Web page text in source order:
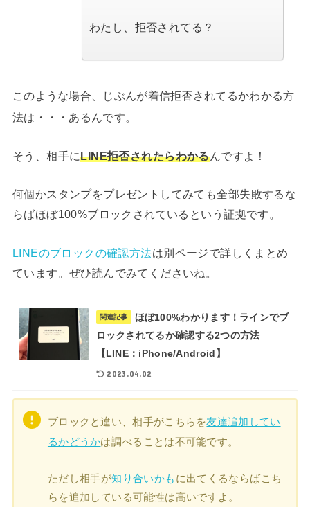
わたし、拒否されてる？
このような場合、じぶんが着信拒否されてるかわかる方
法は・・・あるんです。
そう、相手にLINE拒否されたらわかるんですよ！
何個かスタンプをプレゼントしてみても全部失敗するな
らばほぼ100%ブロックされているという証拠です。
LINEのブロックの確認方法は別ページで詳しくまとめ
ています。ぜひ読んでみてくださいね。
関連記事
ほぼ100%わかります！ラインでブ
ロックされてるか確認する2つの方法
【LINE：iPhone/Android】
2023.04.02
ブロックと違い、相手がこちらを友達追加してい
るかどうかは調べることは不可能です。
ただし相手が知り合いかも に出てくるならばこち
らを追加している可能性は高いですよ。